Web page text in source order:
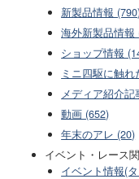
新製品情報
海外新製品情報
ショップ情報
ミニ四駆に触
メディア紹介記
動画 (652)
年末のアレ (20)
イベント・レース
イベント情報(